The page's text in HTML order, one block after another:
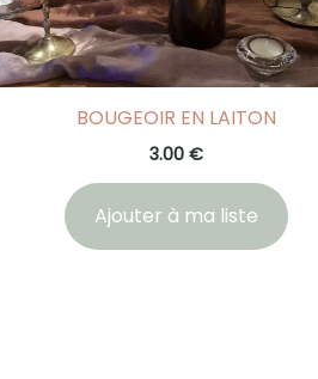
BOUGEOIR EN LAITON
3.00 €
Ajouter à ma liste